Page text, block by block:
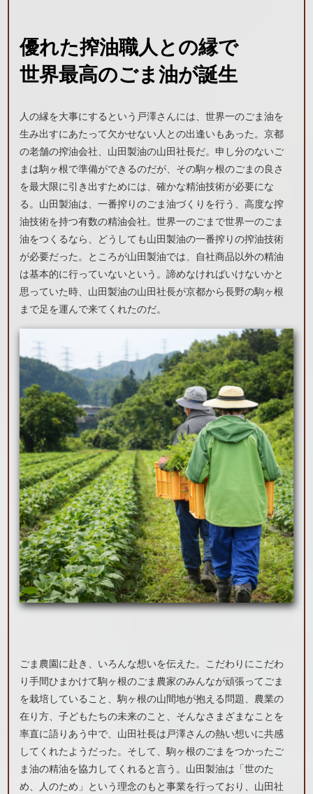
優れた搾油職人との縁で
世界最高のごま油が誕生
人の縁を大事にするという戸澤さんには、世界一のごま油を
生み出すにあたって欠かせない人との出逢いもあった。京都
の老舗の搾油会社、山田製油の山田社長だ。申し分のないご
まは駒ヶ根で準備ができるのだが、その駒ヶ根のごまの良さ
を最大限に引き出すためには、確かな精油技術が必要にな
る。山田製油は、一番搾りのごま油づくりを行う、高度な搾
油技術を持つ有数の精油会社。世界一のごまで世界一のごま
油をつくるなら、どうしても山田製油の一番搾りの搾油技術
が必要だった。ところが山田製油では、自社商品以外の精油
は基本的に行っていないという。諦めなければいけないかと
思っていた時、山田製油の山田社長が京都から長野の駒ヶ根
まで足を運んで来てくれたのだ。
ごま農園に赴き、いろんな想いを伝えた。こだわりにこだわ
り手間ひまかけて駒ヶ根のごま農家のみんなが頑張ってごま
を栽培していること、駒ヶ根の山間地が抱える問題、農業の
在り方、子どもたちの未来のこと、そんなさまざまなことを
率直に語りあう中で、山田社長は戸澤さんの熱い想いに共感
してくれたようだった。そして、駒ヶ根のごまをつかったご
ま油の精油を協力してくれると言う。山田製油は「世のた
め、人のため」という理念のもと事業を行っており、山田社